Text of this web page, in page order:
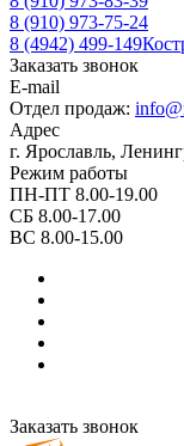
8 (910) 973-75-24
8 (4942) 499-149
Заказать звонок
E-mail
Отдел продаж:
Адрес
г. Ярославль,
Режим работы
ПН-ПТ 8.00-19.00
СБ 8.00-17.00
ВС 8.00-15.00
Заказать звонок